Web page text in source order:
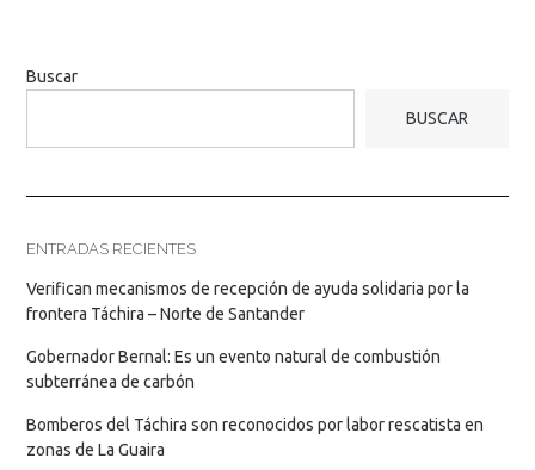
Buscar
BUSCAR
ENTRADAS RECIENTES
Verifican mecanismos de recepción de ayuda solidaria por la
frontera Táchira – Norte de Santander
Gobernador Bernal: Es un evento natural de combustión
subterránea de carbón
Bomberos del Táchira son reconocidos por labor rescatista en
zonas de La Guaira